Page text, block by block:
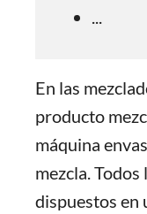
...
En las
producto
máquina
mezcla.
dispuestos en